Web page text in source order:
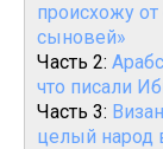
происхожу
сыновей»
Часть 2:
что писали
Часть 3:
целый народ